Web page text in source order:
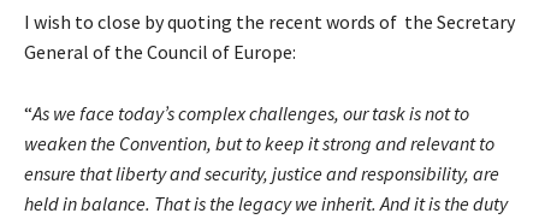
I wish to close by quoting the recent words of the Secretary
General of the Council of Europe:
“As we face today’s complex challenges, our task is not to
weaken the Convention, but to keep it strong and relevant to
ensure that liberty and security, justice and responsibility, are
held in balance. That is the legacy we inherit. And it is the duty